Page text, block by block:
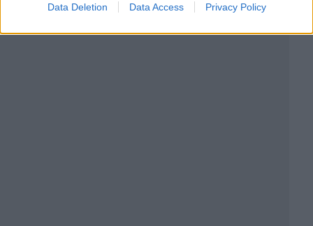
Data Deletion Data Access Privacy Policy